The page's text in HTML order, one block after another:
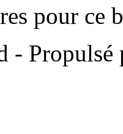
pour ce
- Propulsé